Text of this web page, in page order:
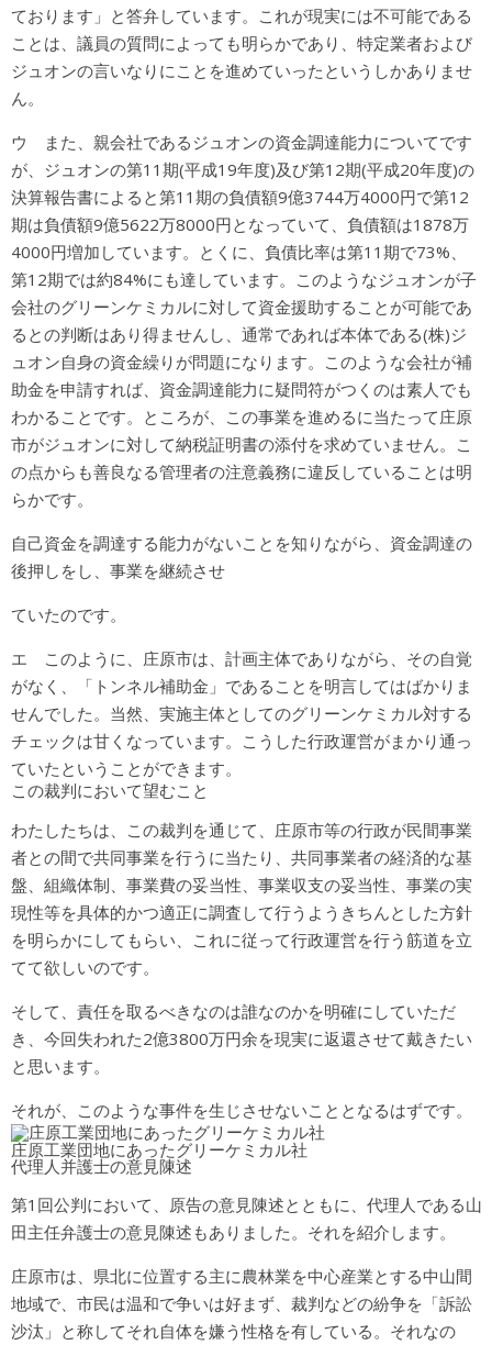
ております」と答弁しています。これが現実には不可能である
ことは、議員の質問によっても明らかであり、特定業者および
ジュオンの言いなりにことを進めていったというしかありませ
ん。
ウ また、親会社であるジュオンの資金調達能力についてです
が、ジュオンの第11期(平成19年度)及び第12期(平成20年度)の
決算報告書によると第11期の負債額9億3744万4000円で第12
期は負債額9億5622万8000円となっていて、負債額は1878万
4000円増加しています。とくに、負債比率は第11期で73%、
第12期では約84%にも達しています。このようなジュオンが子
会社のグリーンケミカルに対して資金援助することが可能であ
るとの判断はあり得ませんし、通常であれば本体である(株)ジ
ュオン自身の資金繰りが問題になります。このような会社が補
助金を申請すれば、資金調達能力に疑問符がつくのは素人でも
わかることです。ところが、この事業を進めるに当たって庄原
市がジュオンに対して納税証明書の添付を求めていません。こ
の点からも善良なる管理者の注意義務に違反していることは明
らかです。
自己資金を調達する能力がないことを知りながら、資金調達の
後押しをし、事業を継続させ
ていたのです。
エ このように、庄原市は、計画主体でありながら、その自覚
がなく、「トンネル補助金」であることを明言してはばかりま
せんでした。当然、実施主体としてのグリーンケミカル対する
チェックは甘くなっています。こうした行政運営がまかり通っ
ていたということができます。
この裁判において望むこと
わたしたちは、この裁判を通じて、庄原市等の行政が民間事業
者との間で共同事業を行うに当たり、共同事業者の経済的な基
盤、組織体制、事業費の妥当性、事業収支の妥当性、事業の実
現性等を具体的かつ適正に調査して行うようきちんとした方針
を明らかにしてもらい、これに従って行政運営を行う筋道を立
てて欲しいのです。
そして、責任を取るべきなのは誰なのかを明確にしていただ
き、今回失われた2億3800万円余を現実に返還させて戴きたい
と思います。
それが、このような事件を生じさせないこととなるはずです。
庄原工業団地にあったグリーケミカル社
代理人并護士の意見陳述
第1回公判において、原告の意見陳述とともに、代理人である山
田主任弁護士の意見陳述もありました。それを紹介します。
庄原市は、県北に位置する主に農林業を中心産業とする中山間
地域で、市民は温和で争いは好まず、裁判などの紛争を「訴訟
沙汰」と称してそれ自体を嫌う性格を有している。それなの